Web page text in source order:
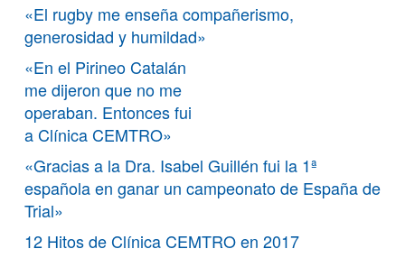
«El rugby me enseña compañerismo,
generosidad y humildad»
«En el Pirineo Catalán
me dijeron que no me
operaban. Entonces fui
a Clínica CEMTRO»
«Gracias a la Dra. Isabel Guillén fui la 1ª
española en ganar un campeonato de España de
Trial»
12 Hitos de Clínica CEMTRO en 2017